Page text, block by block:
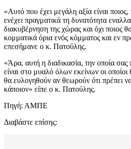
«Αυτό που έχει μεγάλη αξία είναι
ενέχει πραγματικά τη δυνατότητα
διακυβέρνηση της χώρας και όχι ποιος
κομματικά όρια ενός κόμματος και εν
επεσήμανε ο κ. Πατούλης.
«Άρα, αυτή η διαδικασία, την οποία σας
είναι στο μυαλό όλων εκείνων οι
θα ευλογηθούν αν θεωρούν ότι πρέπει
κάποιον» είπε ο κ. Πατούλης.
Πηγή: ΑΜΠΕ
Διαβάστε επίσης: